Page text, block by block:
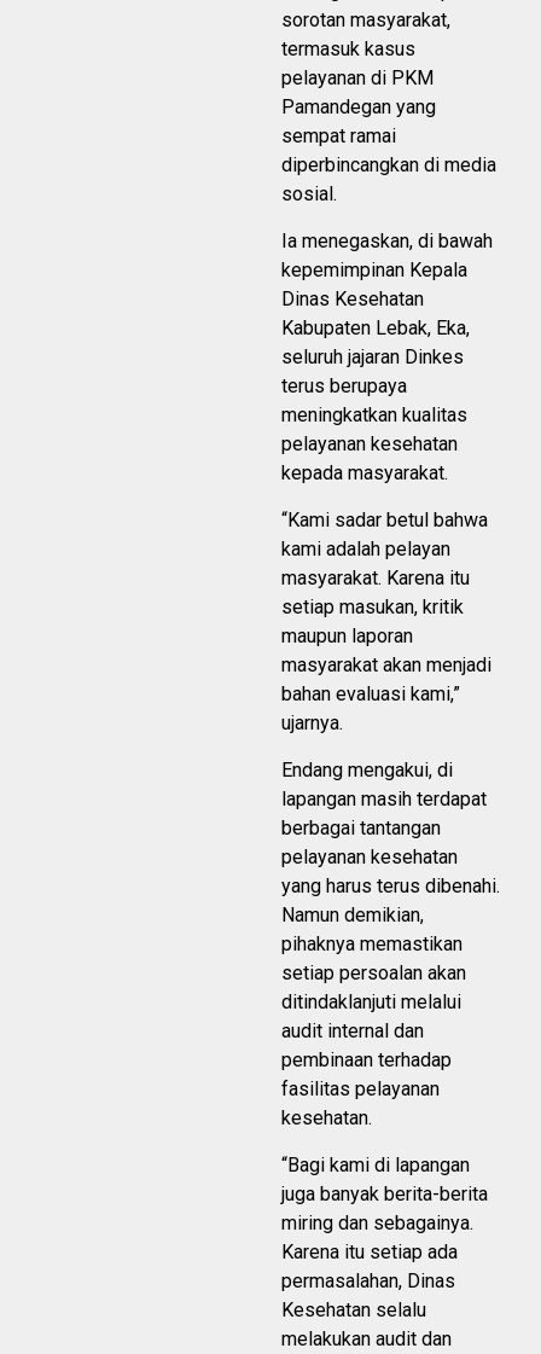
sorotan masyarakat,
termasuk kasus
pelayanan di PKM
Pamandegan yang
sempat ramai
diperbincangkan di media
sosial.
Ia menegaskan, di bawah
kepemimpinan Kepala
Dinas Kesehatan
Kabupaten Lebak, Eka,
seluruh jajaran Dinkes
terus berupaya
meningkatkan kualitas
pelayanan kesehatan
kepada masyarakat.
“Kami sadar betul bahwa
kami adalah pelayan
masyarakat. Karena itu
setiap masukan, kritik
maupun laporan
masyarakat akan menjadi
bahan evaluasi kami,”
ujarnya.
Endang mengakui, di
lapangan masih terdapat
berbagai tantangan
pelayanan kesehatan
yang harus terus dibenahi.
Namun demikian,
pihaknya memastikan
setiap persoalan akan
ditindaklanjuti melalui
audit internal dan
pembinaan terhadap
fasilitas pelayanan
kesehatan.
“Bagi kami di lapangan
juga banyak berita-berita
miring dan sebagainya.
Karena itu setiap ada
permasalahan, Dinas
Kesehatan selalu
melakukan audit dan